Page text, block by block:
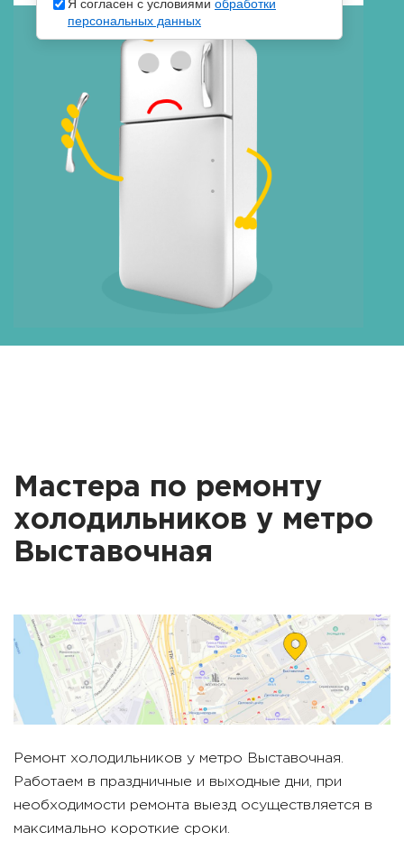
Мастера по ремонту
холодильников у метро
Выставочная
Ремонт холодильников у метро Выставочная.
Работаем в праздничные и выходные дни, при
необходимости ремонта выезд осуществляется в
максимально короткие сроки.
Я согласен с условиями обработки
персональных данных